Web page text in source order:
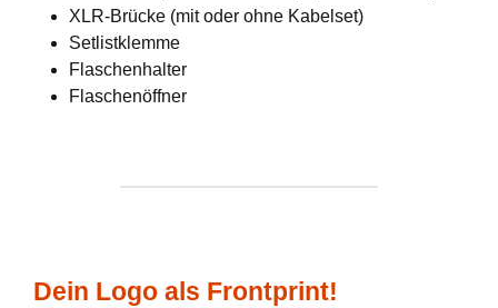
XLR-Brücke (mit oder ohne Kabelset)
Setlistklemme
Flaschenhalter
Flaschenöffner
Dein Logo als Frontprint!